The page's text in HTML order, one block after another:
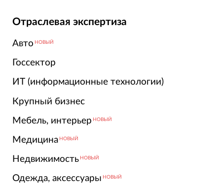
Отраслевая экспертиза
Авто НОВЫЙ
Госсектор
ИТ (информационные технологии)
Крупный бизнес
Мебель, интерьер НОВЫЙ
Медицина НОВЫЙ
Недвижимость НОВЫЙ
Одежда, аксессуары НОВЫЙ